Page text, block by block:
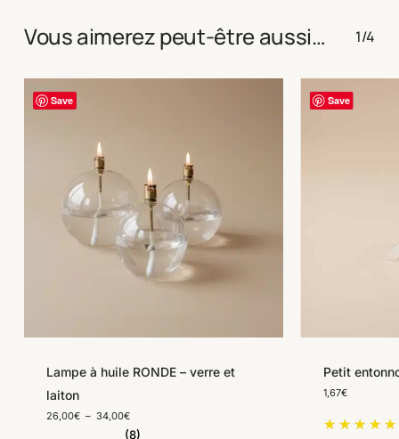
Vous aimerez peut-être aussi… 1/4
Save
Lampe à huile RONDE – verre et
laiton
26,00€ – 34,00€Plage
de
(8)
Save
Petit
1,67€